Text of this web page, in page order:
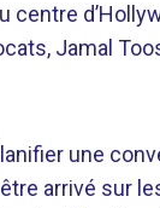
Jamal
une
arrivé sur